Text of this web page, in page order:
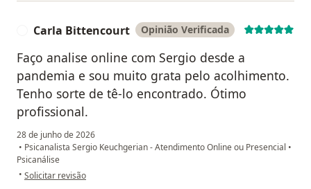
Carla Bittencourt Opinião Verificada
Faço analise online com Sergio desde a
pandemia e sou muito grata pelo acolhimento.
Tenho sorte de tê-lo encontrado. Ótimo
profissional.
28 de junho de 2026
• Psicanalista Sergio Keuchgerian - Atendimento Online ou Presencial •
Psicanálise
• na opinião do utilizador Carla Bittencourt
Solicitar revisão